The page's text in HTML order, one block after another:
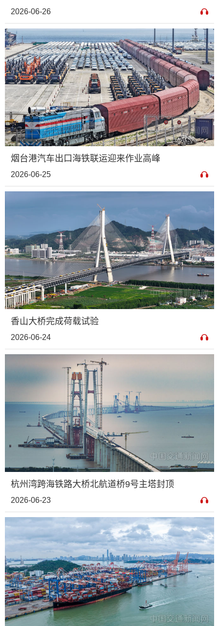
2026-06-26
烟台港汽车出口海铁联运迎来作业高峰
2026-06-25
香山大桥完成荷载试验
2026-06-24
杭州湾跨海铁路大桥北航道桥9号主塔封顶
2026-06-23